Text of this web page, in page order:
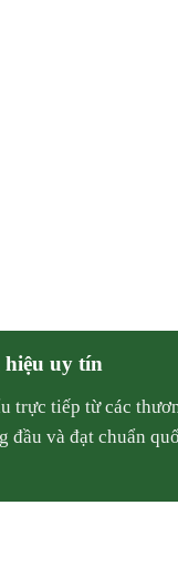
uy tín
trực tiếp từ các
đầu và đạt chuẩn